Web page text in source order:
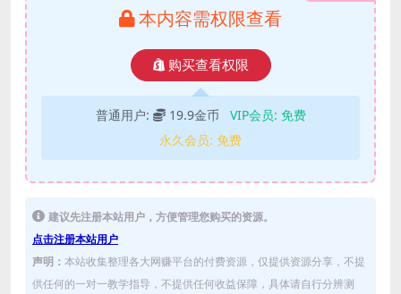
本内容需权限查看
购买查看权限
普通用户: 19.9金币 VIP会员: 免费
永久会员: 免费
建议先注册本站用户，方便管理您购买的资源。
点击注册本站用户
声明： 本站收集整理各大网赚平台的付费资源，仅提供资源分享，不提
供任何的一对一教学指导，不提供任何收益保障，具体请自行分辨测